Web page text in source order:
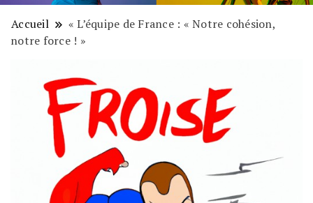
Accueil
« L’équipe de France : « Notre cohésion,
notre force ! »